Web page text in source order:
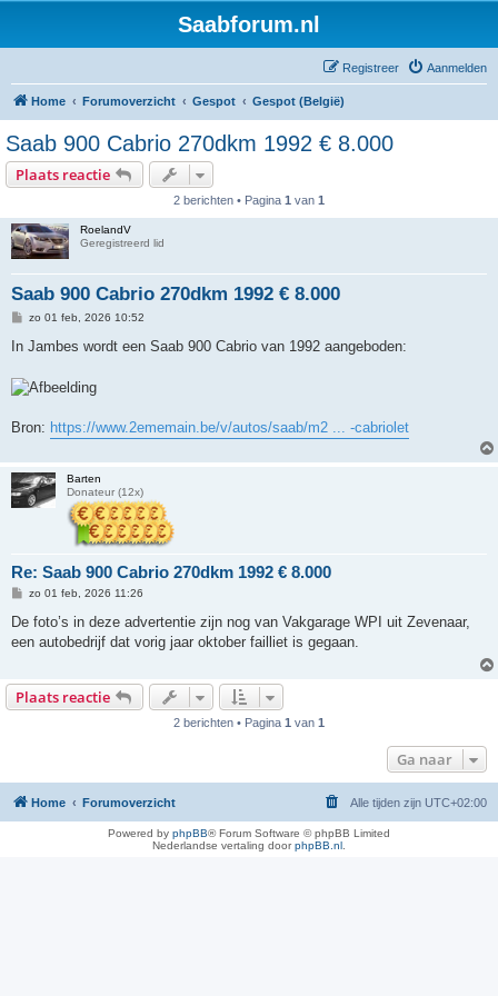
Saabforum.nl
Aanmelden
Registreer
Home Forumoverzicht Gespot Gespot (België)
Saab 900 Cabrio 270dkm 1992 € 8.000
Plaats reactie
2 berichten • Pagina 1 van 1
RoelandV
Geregistreerd lid
Saab 900 Cabrio 270dkm 1992 € 8.000
B
h
t
zo 01 feb, 2026 10:52
In Jambes wordt een Saab 900 Cabrio van 1992 aangeboden:
Bron: https://www.2ememain.be/v/autos/saab/m2 ... -cabriolet
Barten
Donateur (12x)
Re: Saab 900 Cabrio 270dkm 1992 € 8.000
B
r
c
zo 01 feb, 2026 11:26
De foto’s in deze advertentie zijn nog van Vakgarage WPI uit Zevenaar,
een autobedrijf dat vorig jaar oktober failliet is gegaan.
Plaats reactie
2 berichten • Pagina 1 van 1
Ga naar
Home Forumoverzicht Alle tijden zijn UTC+02:00
Powered by phpBB® Forum Software © phpBB Limited
Nederlandse vertaling doorphpBB.nl